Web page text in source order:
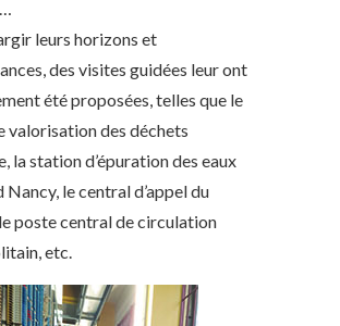
leurs horizons et
des visites guidées leur ont
été proposées, telles que le
valorisation des déchets
la station d’épuration des eaux
Nancy, le central d’appel du
poste central de circulation
etc.